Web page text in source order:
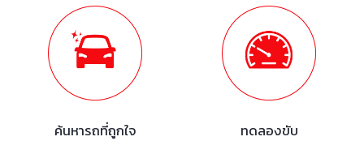
ค้นหารถที่ถูกใจ ทดลองขับ